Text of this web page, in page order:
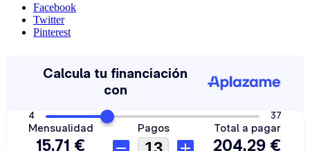
Facebook
Twitter
Pinterest